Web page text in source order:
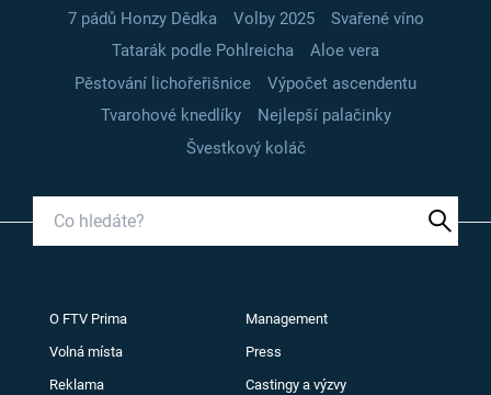
7 pádů Honzy Dědka
Volby 2025
Svařené víno
Tatarák podle Pohlreicha
Aloe vera
Pěstování lichořeřišnice
Výpočet ascendentu
Tvarohové knedlíky
Nejlepší palačinky
Švestkový koláč
O FTV Prima Management
Volná místa Press
Reklama Castingy a výzvy